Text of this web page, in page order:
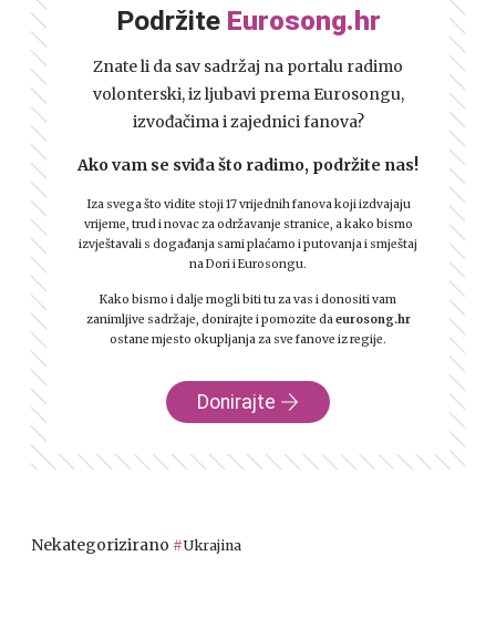
Podržite Eurosong.hr
Znate li da sav sadržaj na portalu radimo
volonterski, iz ljubavi prema Eurosongu,
izvođačima i zajednici fanova?
Ako vam se sviđa što radimo, podržite nas!
Iza svega što vidite stoji 17 vrijednih fanova koji izdvajaju
vrijeme, trud i novac za održavanje stranice, a kako bismo
izvještavali s događanja sami plaćamo i putovanja i smještaj
na Dori i Eurosongu.
Kako bismo i dalje mogli biti tu za vas i donositi vam
zanimljive sadržaje, donirajte i pomozite daeurosong.hr
ostane mjesto okupljanja za sve fanove iz regije.
Donirajte
Nekategorizirano Ukrajina